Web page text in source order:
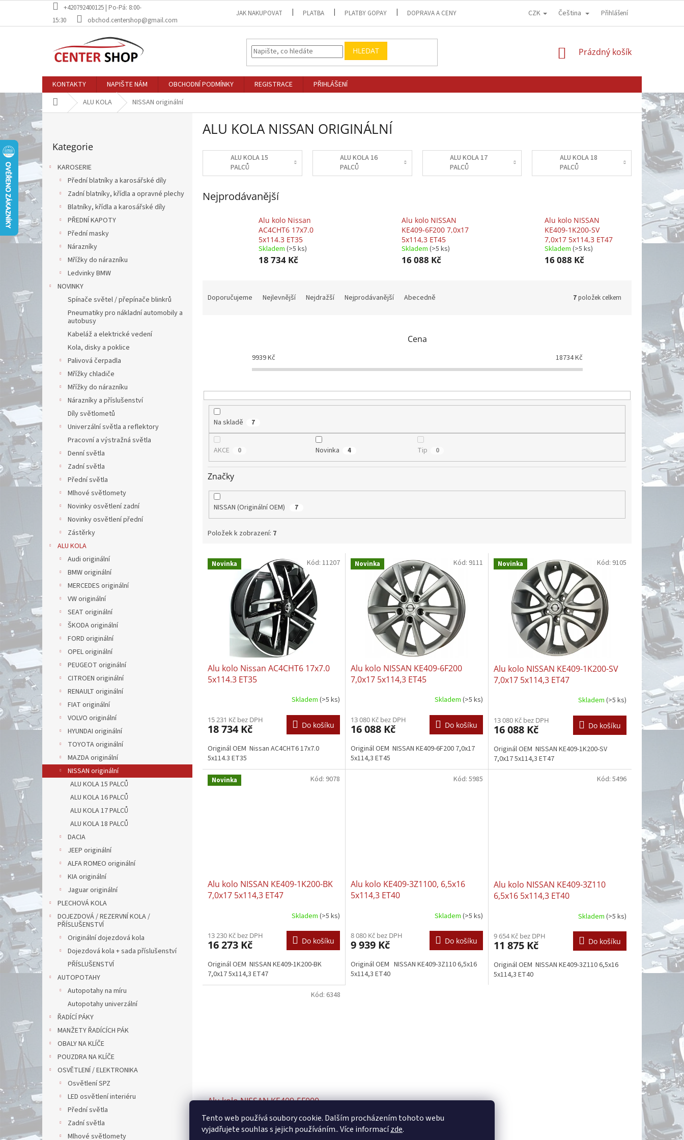
Tento web používá soubory cookie. Dalším procházením tohoto webu
vyjadřujete souhlas s jejich používáním.. Více informacízde.
obsah
+420792400125 | Po-Pá: 8:00-
15:30
obchod.centershop@gmail.com
JAK NAKUPOVAT PLATBA PLATBY GOPAY DOPRAVA A CENY OBCHODNÍ PODMÍNKY GDPR - OCHRANA OSOBNÍCH ÚDAJŮ
CZK Čeština Přihlášení
HLEDAT
NÁKUPNÍ
Prázdný košík
KONTAKTY NAPIŠTE NÁM OBCHODNÍ PODMÍNKY REGISTRACE
PŘIHLÁŠENÍ
Domů ALU KOLA NISSAN originální
P
o
s
r
n
í
p
a
n
kategorie
Kategorie
KAROSERIE
Přední blatníky a karosářské díly
Zadní blatníky, křídla a opravné plechy
Blatníky, křídla a karosářské díly
PŘEDNÍ KAPOTY
Přední masky
Nárazníky
Mřížky do nárazníku
Ledvinky BMW
NOVINKY
Spínače světel / přepínače blinkrů
Pneumatiky pro nákladní automobily a
autobusy
Kabeláž a elektrické vedení
Kola, disky a poklice
Palivová čerpadla
Mřížky chladiče
Mřížky do nárazníku
Nárazníky a příslušenství
Díly světlometů
Univerzální světla a reflektory
Pracovní a výstražná světla
Denní světla
Zadní světla
Přední světla
Mlhové světlomety
Novinky osvětlení zadní
Novinky osvětlení přední
Zástěrky
ALU KOLA
Audi originální
BMW originální
MERCEDES originální
VW originální
SEAT originální
ŠKODA originální
FORD originální
OPEL originální
PEUGEOT originální
CITROEN originální
RENAULT originální
FIAT originální
VOLVO originální
HYUNDAI originální
TOYOTA originální
MAZDA originální
NISSAN originální
ALU KOLA 15 PALCŮ
ALU KOLA 16 PALCŮ
ALU KOLA 17 PALCŮ
ALU KOLA 18 PALCŮ
DACIA
JEEP originální
ALFA ROMEO originální
KIA originální
Jaguar originální
PLECHOVÁ KOLA
DOJEZDOVÁ / REZERVNÍ KOLA /
PŘÍSLUŠENSTVÍ
Originální dojezdová kola
Dojezdová kola + sada příslušenství
PŘÍSLUŠENSTVÍ
AUTOPOTAHY
Autopotahy na míru
Autopotahy univerzální
ŘADÍCÍ PÁKY
MANŽETY ŘADÍCÍCH PÁK
OBALY NA KLÍČE
POUZDRA NA KLÍČE
OSVĚTLENÍ / ELEKTRONIKA
Osvětlení SPZ
LED osvětlení interiéru
Přední světla
Zadní světla
Mlhové světlomety
ALU KOLA NISSAN ORIGINÁLNÍ
ALU KOLA 15
PALCŮ
ALU KOLA 16
PALCŮ
ALU KOLA 17
PALCŮ
ALU KOLA 18
PALCŮ
Nejprodávanější
Alu kolo Nissan
AC4CHT6 17x7.0
5x114.3 ET35
Skladem (>5 ks)
18 734 Kč
Alu kolo NISSAN
KE409-6F200 7,0x17
5x114,3 ET45
Skladem (>5 ks)
16 088 Kč
Alu kolo NISSAN
KE409-1K200-SV
7,0x17 5x114,3 ET47
Skladem (>5 ks)
16 088 Kč
u
Doporučujeme Nejlevnější Nejdražší Nejprodávanější Abecedně 7položek celkem
Cena
9939Kč 18734Kč
Na skladě 7
AKCE 0 Novinka 4 Tip 0
Značky
NISSAN (Originální OEM) 7
Položek k zobrazení: 7
V Novinka
Alu kolo Nissan AC4CHT6 17x7.0
5x114.3 ET35
Skladem (>5 ks)
15 231 Kč bez DPH
18 734 Kč Do košíku
Originál OEM Nissan AC4CHT6 17x7.0
5x114.3 ET35
Kód: 11207 Novinka
Alu kolo NISSAN KE409-6F200
7,0x17 5x114,3 ET45
Skladem (>5 ks)
13 080 Kč bez DPH
16 088 Kč Do košíku
Originál OEM NISSAN KE409-6F200 7,0x17
5x114,3 ET45
Kód: 9111 Novinka
Alu kolo NISSAN KE409-1K200-SV
7,0x17 5x114,3 ET47
Skladem (>5 ks)
13 080 Kč bez DPH
16 088 Kč Do košíku
Originál OEM NISSAN KE409-1K200-SV
7,0x17 5x114,3 ET47
Kód: 9105
Novinka
Alu kolo NISSAN KE409-1K200-BK
7,0x17 5x114,3 ET47
Skladem (>5 ks)
13 230 Kč bez DPH
16 273 Kč Do košíku
Originál OEM NISSAN KE409-1K200-BK
7,0x17 5x114,3 ET47
Kód: 9078
Alu kolo KE409-3Z1100, 6,5x16
5x114,3 ET40
Skladem (>5 ks)
8 080 Kč bez DPH
9 939 Kč Do košíku
Originál OEM NISSAN KE409-3Z110 6,5x16
5x114,3 ET40
Kód: 5985
Alu kolo NISSAN KE409-3Z110
6,5x16 5x114,3 ET40
Skladem (>5 ks)
9 654 Kč bez DPH
11 875 Kč Do košíku
Originál OEM NISSAN KE409-3Z110 6,5x16
5x114,3 ET40
Kód: 5496
Alu kolo NISSAN KE409-5F000
15x6.0 4x100 ET 50
Skladem(>5 ks)
Kód: 6348